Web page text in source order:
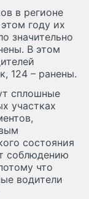
в регионе
году их
значительно
В этом
124 – ранены.
сплошные
участках
состояния
соблюдению
что
водители